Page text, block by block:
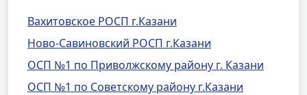
Вахитовское РОСП г.Казани
Ново-Савиновский РОСП г.Казани
ОСП №1 по Приволжскому району г. Казани
ОСП №1 по Советскому району г.Казани